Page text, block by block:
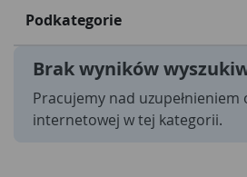
Podkategorie
Brak wyników
Pracujemy nad uzupełnieniem
internetowej w tej kategorii.